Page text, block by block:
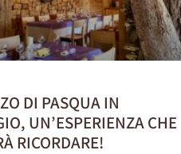
DI PASQUA IN
UN’ESPERIENZA CHE
RICORDARE!